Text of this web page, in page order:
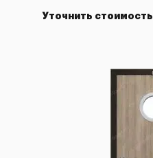
Уточнить стоимость